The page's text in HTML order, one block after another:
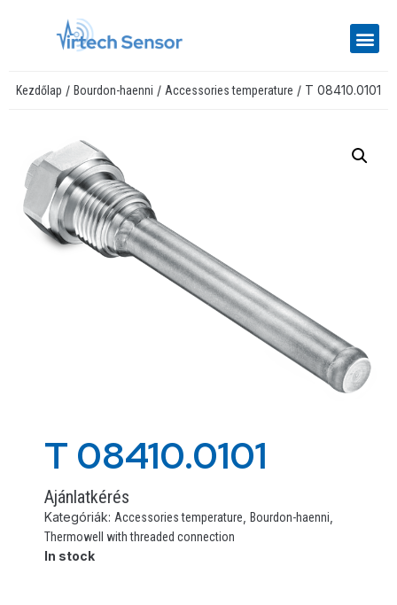
Kezdőlap / Bourdon-haenni / Accessories temperature / T 08410.0101
T 08410.0101
Ajánlatkérés
Kategóriák: Accessories temperature Bourdon-haenni
Thermowell with threaded connection
In stock